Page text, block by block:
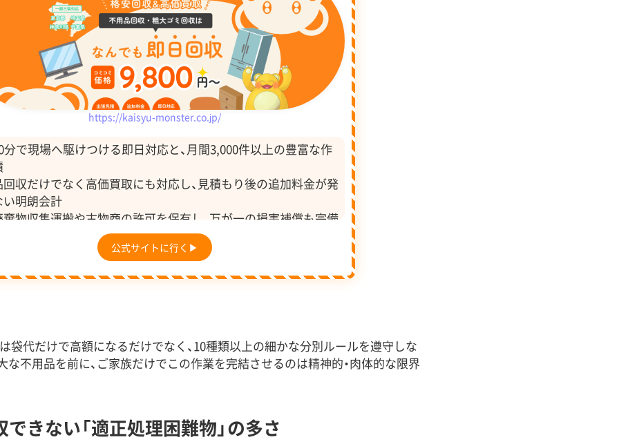
https://kaisyu-monster.co.jp/
分で現場へ駆けつける即日対応と、月間3,000件以上の豊富な作
収だけでなく高価買取にも対応し、見積もり後の追加料金が発
明朗会計
物収集運搬や古物商の許可を保有し、万が一の損害補償も完備
公式サイトに行く▶
袋代だけで高額になるだけでなく、10種類以上の細かな分別ルールを遵守しな
な不用品を前に、ご家族だけでこの作業を完結させるのは精神的・肉体的な限界
きない「適正処理困難物」の多さ